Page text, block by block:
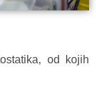
od kojih